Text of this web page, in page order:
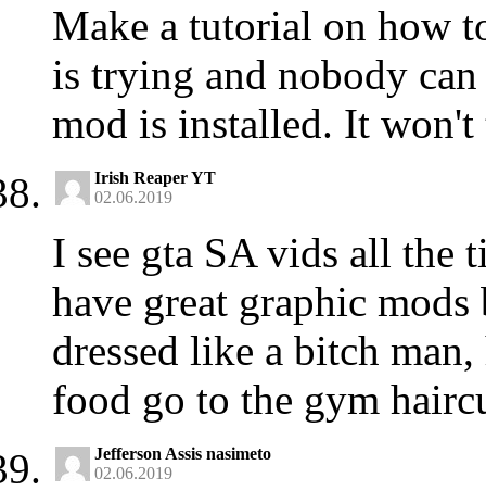
Make a tutorial on how
is trying and nobody
mod is installed. It
Irish Reaper YT
02.06.2019
I see gta SA vids all the
have great graphic
dressed like a bitch
food go to the gym
Jefferson Assis nasimeto
02.06.2019